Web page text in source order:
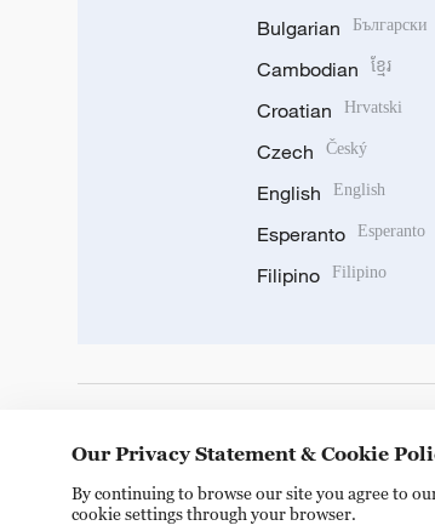
Bulgarian Български
Cambodian ខ្មែរ
Croatian Hrvatski
Czech Český
English English
Esperanto Esperanto
Filipino Filipino
Our Privacy Statement & Cookie
By continuing to browse our site you agree to
cookie settings through your browser.